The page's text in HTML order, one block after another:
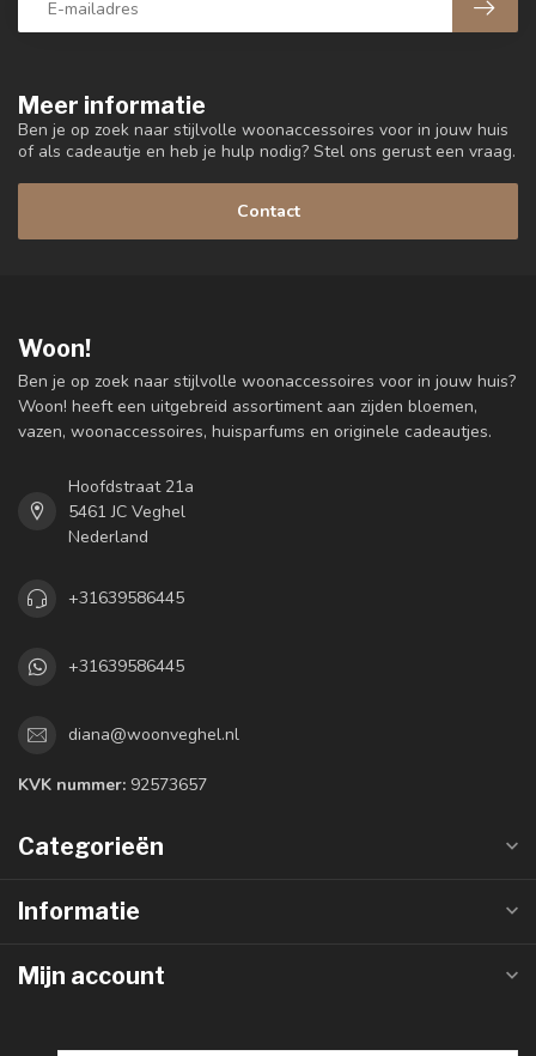
Meer informatie
Ben je op zoek naar stijlvolle woonaccessoires voor in jouw huis
of als cadeautje en heb je hulp nodig? Stel ons gerust een vraag.
Contact
Woon!
Ben je op zoek naar stijlvolle woonaccessoires voor in jouw huis?
Woon! heeft een uitgebreid assortiment aan zijden bloemen,
vazen, woonaccessoires, huisparfums en originele cadeautjes.
Hoofdstraat 21a
5461 JC Veghel
Nederland
+31639586445
+31639586445
diana@woonveghel.nl
KVK nummer: 92573657
Categorieën
Informatie
Mijn account